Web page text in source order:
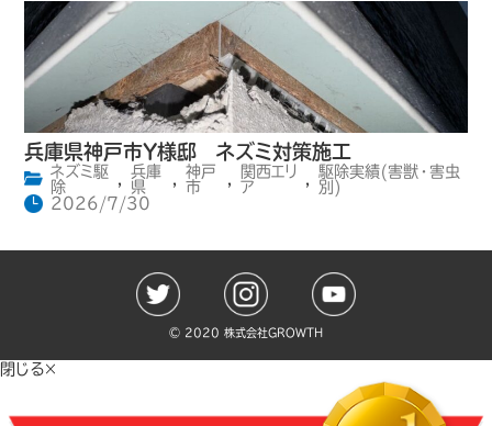
兵庫県神戸市Y様邸 ネズミ対策施工
ネズミ駆
除
兵庫
県
神戸
市
関西エリ
ア
駆除実績(害獣・害虫
別)
2026/7/30
©️ 2020 株式会社GROWTH
閉じる×